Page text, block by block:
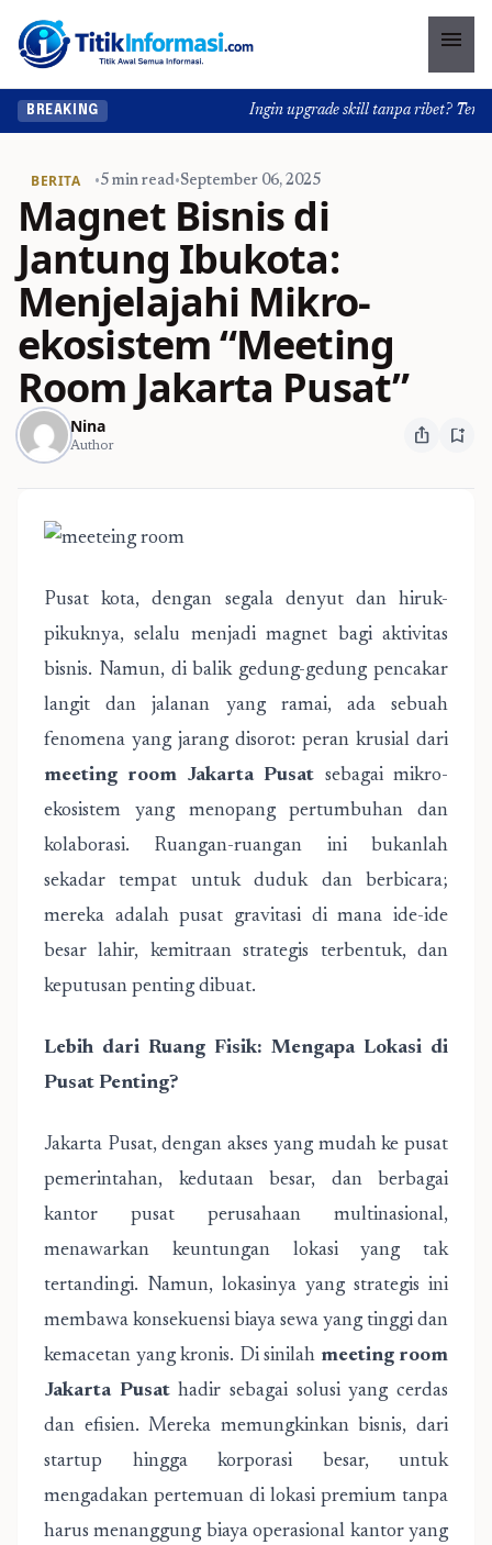
menu
BREAKING Ingin upgrade skill tanpa ribet?
BERITA •5 min read•September 06, 2025
Magnet Bisnis di
Jantung Ibukota:
Menjelajahi Mikro-
ekosistem “Meeting
Room Jakarta Pusat”
Nina
Author ios_share bookmark_add
Pusat kota, dengan segala denyut dan hiruk-
pikuknya, selalu menjadi magnet bagi aktivitas
bisnis. Namun, di balik gedung-gedung pencakar
langit dan jalanan yang ramai, ada sebuah
fenomena yang jarang disorot: peran krusial dari
meeting room Jakarta Pusat sebagai mikro-
ekosistem yang menopang pertumbuhan dan
kolaborasi. Ruangan-ruangan ini bukanlah
sekadar tempat untuk duduk dan berbicara;
mereka adalah pusat gravitasi di mana ide-ide
besar lahir, kemitraan strategis terbentuk, dan
keputusan penting dibuat.
Lebih dari Ruang Fisik: Mengapa Lokasi di
Pusat Penting?
Jakarta Pusat, dengan akses yang mudah ke pusat
pemerintahan, kedutaan besar, dan berbagai
kantor pusat perusahaan multinasional,
menawarkan keuntungan lokasi yang tak
tertandingi. Namun, lokasinya yang strategis ini
membawa konsekuensi biaya sewa yang tinggi dan
kemacetan yang kronis. Di sinilah meeting room
Jakarta Pusathadir sebagai solusi yang cerdas
dan efisien. Mereka memungkinkan bisnis, dari
startup hingga korporasi besar, untuk
mengadakan pertemuan di lokasi premium tanpa
harus menanggung biaya operasional kantor yang